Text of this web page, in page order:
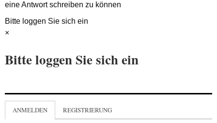
eine Antwort schreiben zu können
Bitte loggen Sie sich ein
×
Bitte loggen Sie sich ein
ANMELDEN REGISTRIERUNG